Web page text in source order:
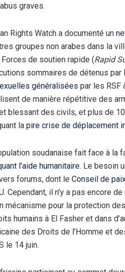
graves.
Rights Watch a documenté un
groupes non arabes dans la
de soutien rapide (Rapid
sommaires de détenus par
généralisées par les RSF
de manière répétitive des
blessant des civils, et plus de
la pire crise de déplacement
soudanaise fait face à la
l’aide humanitaire. Le besoin
forums, dont le Conseil de
Cependant, il n’y a pas encore de
mécanisme pour la protection
humains à El Fasher et dans
des Droits de l’Homme et
le 14 juin.